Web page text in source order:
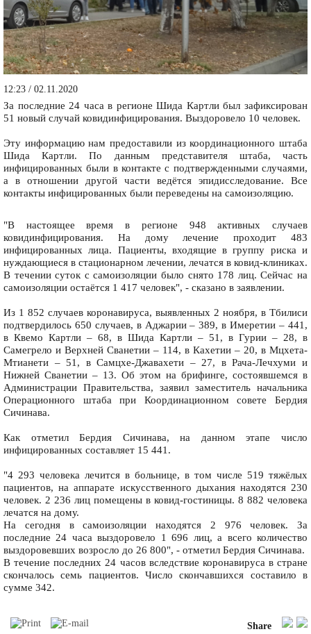
12:23 / 02.11.2020
За последние 24 часа в регионе Шида Картли был зафиксирован
51 новый случай ковидинфицирования. Выздоровело 10 человек.
Эту информацию нам предоставили из координационного штаба
Шида Картли. По данным представителя штаба, часть
инфицированных были в контакте с подтвержденными случаями,
а в отношении другой части ведётся эпидисследование. Все
контакты инфицированных были переведены на самоизоляцию.
"В настоящее время в регионе 948 активных случаев
ковидинфицирования. На дому лечение проходит 483
инфицированных лица. Пациенты, входящие в группу риска и
нуждающиеся в стационарном лечении, лечатся в ковид-клиниках.
В течении суток с самоизоляции было снято 178 лиц. Сейчас на
самоизоляции остаётся 1 417 человек", - сказано в заявлении.
Из 1 852 случаев коронавируса, выявленных 2 ноября, в Тбилиси
подтвердилось 650 случаев, в Аджарии – 389, в Имеретии – 441,
в Квемо Картли – 68, в Шида Картли – 51, в Гурии – 28, в
Самегрело и Верхней Сванетии – 114, в Кахетии – 20, в Мцхета-
Мтианети – 51, в Самцхе-Джавахети – 27, в Рача-Лечхуми и
Нижней Сванетии – 13. Об этом на брифинге, состоявшемся в
Администрации Правительства, заявил заместитель начальника
Операционного штаба при Координационном совете Бердия
Сичинава.
Как отметил Бердия Сичинава, на данном этапе число
инфицированных составляет 15 441.
"4 293 человека лечится в больнице, в том числе 519 тяжёлых
пациентов, на аппарате искусственного дыхания находятся 230
человек. 2 236 лиц помещены в ковид-гостиницы. 8 882 человека
лечатся на дому.
На сегодня в самоизоляции находятся 2 976 человек. За
последние 24 часа выздоровело 1 696 лиц, а всего количество
выздоровевших возросло до 26 800", - отметил Бердия Сичинава.
В течение последних 24 часов вследствие коронавируса в стране
скончалось семь пациентов. Число скончавшихся составило в
сумме 342.
Share